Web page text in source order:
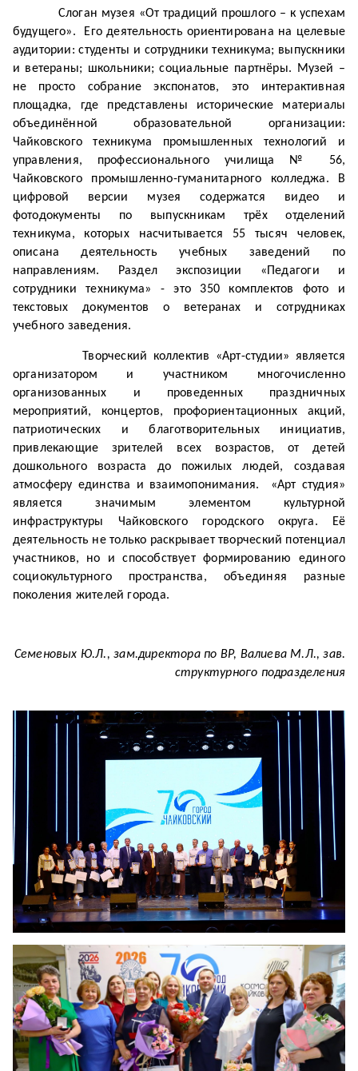
Слоган музея «От традиций прошлого – к успехам
будущего». Его деятельность ориентирована на целевые
аудитории: студенты и сотрудники техникума; выпускники
и ветераны; школьники; социальные партнёры. Музей –
не просто собрание экспонатов, это интерактивная
площадка, где представлены исторические материалы
объединённой образовательной организации:
Чайковского техникума промышленных технологий и
управления, профессионального училища № 56,
Чайковского промышленно-гуманитарного колледжа. В
цифровой версии музея содержатся видео и
фотодокументы по выпускникам трёх отделений
техникума, которых насчитывается 55 тысяч человек,
описана деятельность учебных заведений по
направлениям. Раздел экспозиции «Педагоги и
сотрудники техникума» - это 350 комплектов фото и
текстовых документов о ветеранах и сотрудниках
учебного заведения.
Творческий коллектив «Арт-студии» является
организатором и участником многочисленно
организованных и проведенных праздничных
мероприятий, концертов, профориентационных акций,
патриотических и благотворительных инициатив,
привлекающие зрителей всех возрастов, от детей
дошкольного возраста до пожилых людей, создавая
атмосферу единства и взаимопонимания. «Арт студия»
является значимым элементом культурной
инфраструктуры Чайковского городского округа. Её
деятельность не только раскрывает творческий потенциал
участников, но и способствует формированию единого
социокультурного пространства, объединяя разные
поколения жителей города.
Семеновых Ю.Л., зам.директора по ВР, Валиева М.Л., зав.
структурного подразделения